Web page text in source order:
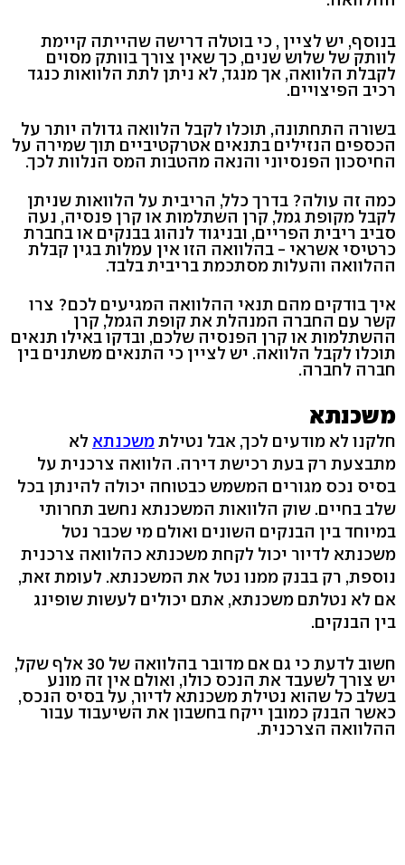
בנוסף, יש לציין , כי בוטלה דרישה שהייתה קיימת
לוותק של שלוש שנים, כך שאין צורך בוותק מסוים
לקבלת הלוואה, אך מנגד, לא ניתן לתת הלוואות כנגד
רכיב הפיצויים.
בשורה התחתונה, תוכלו לקבל הלוואה גדולה יותר על
הכספים הנזילים בתנאים אטרקטיביים תוך שמירה על
החיסכון הפנסיוני והנאה מהטבות המס הנלוות לכך.
כמה זה עולה? בדרך כלל, הריבית על הלוואות שניתן
לקבל מקופת גמל, קרן השתלמות או קרן פנסיה, נעה
סביב ריבית הפריים, ובניגוד לנהוג בבנקים או בחברת
כרטיסי אשראי - בהלוואה הזו אין עמלות בגין קבלת
ההלוואה והעלות מסתכמת בריבית בלבד.
איך בודקים מהם תנאי ההלוואה המגיעים לכם? צרו
קשר עם החברה המנהלת את קופת הגמל, קרן
ההשתלמות או קרן הפנסיה שלכם, ובדקו באילו תנאים
תוכלו לקבל הלוואה. יש לציין כי התנאים משתנים בין
חברה לחברה.
משכנתא
חלקנו לא מודעים לכך, אבל נטילתמשכנתא לא
מתבצעת רק בעת רכישת דירה. הלוואה צרכנית על
בסיס נכס מגורים המשמש כבטוחה יכולה להינתן בכל
שלב בחיים. שוק הלוואות המשכנתא נחשב תחרותי
במיוחד בין הבנקים השונים ואולם מי שכבר נטל
משכנתא לדיור יכול לקחת משכנתא כהלוואה צרכנית
נוספת, רק בבנק ממנו נטל את המשכנתא. לעומת זאת,
אם לא נטלתם משכנתא, אתם יכולים לעשות שופינג
בין הבנקים.
חשוב לדעת כי גם אם מדובר בהלוואה של 30 אלף שקל,
יש צורך לשעבד את הנכס כולו, ואולם אין זה מונע
בשלב כל שהוא נטילת משכנתא לדיור, על בסיס הנכס,
כאשר הבנק כמובן ייקח בחשבון את השיעבוד עבור
ההלוואה הצרכנית.